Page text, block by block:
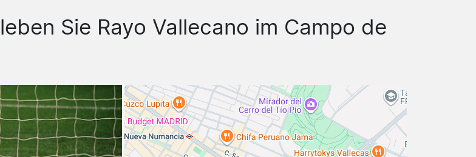
Sie Rayo Vallecano im Campo de